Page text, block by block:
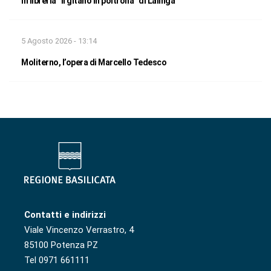
5 Agosto 2026 - 13:14
Moliterno, l’opera di Marcello Tedesco
Contatti e indirizzi
Viale Vincenzo Verrastro, 4
85100 Potenza PZ
Tel 0971 661111